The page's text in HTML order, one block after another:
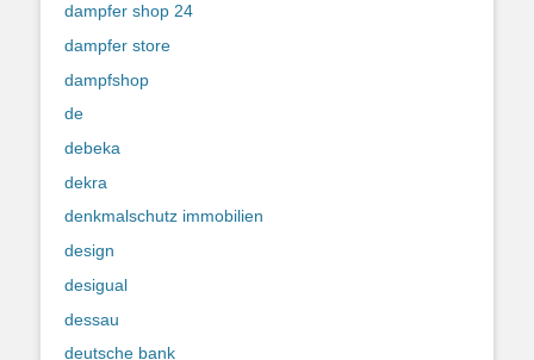
dampfer shop 24
dampfer store
dampfshop
de
debeka
dekra
denkmalschutz immobilien
design
desigual
dessau
deutsche bank